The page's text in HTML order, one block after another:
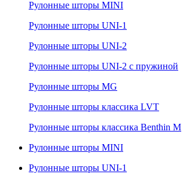
Рулонные шторы MINI
Рулонные шторы UNI-1
Рулонные шторы UNI-2
Рулонные шторы UNI-2 с пружиной
Рулонные шторы MG
Рулонные шторы классика LVT
Рулонные шторы классика Benthin M
Рулонные шторы MINI
Рулонные шторы UNI-1